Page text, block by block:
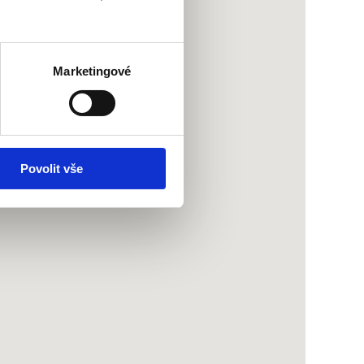
Marketingové
Povolit vše